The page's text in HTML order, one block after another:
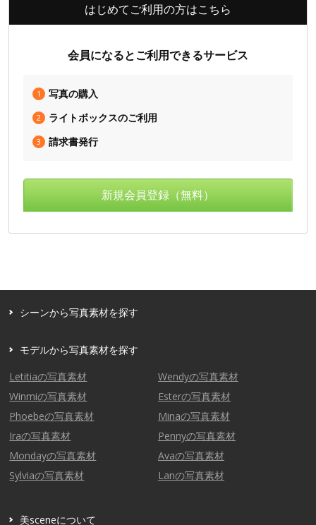
はじめてご利用の方はこちら
会員になるとご利用できるサービス
1 写真の購入
2 ライトボックスのご利用
3 請求書発行
新規会員登録（無料）
シーンから写真素材を探す
モデルから写真素材を探す
Letitiaの写真素材
Wendyの写真素材
Winmiの写真素材
Esterの写真素材
Phoebeの写真素材
Minaの写真素材
Iraの写真素材
Pennyの写真素材
Mondayの写真素材
Avaの写真素材
Sylviaの写真素材
Lanの写真素材
美sceneについて